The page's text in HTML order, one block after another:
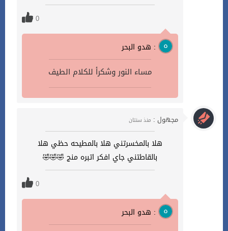
0
هدو البحر :
مساء النور وشكرأ للكلام الطيف
مجهول : منذ سنتان
هلا بالمخسرتني هلا بالمطيحه حظي هلا
بالقاطتني جاي افكر اتبره منج 🤣🤣🤣
0
هدو البحر :